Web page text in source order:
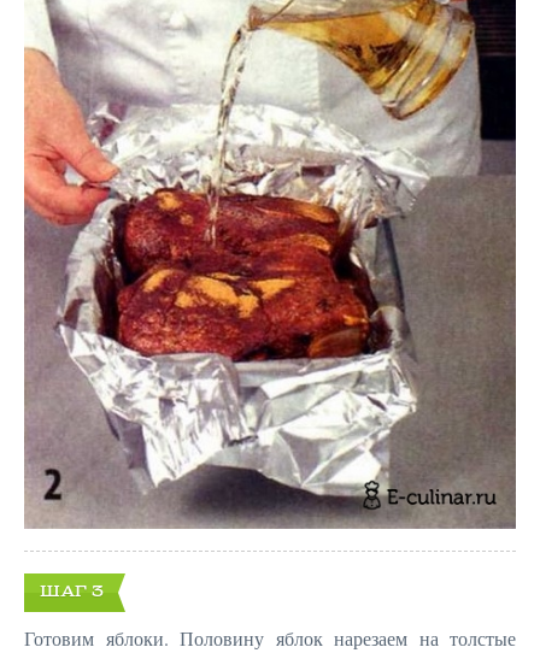
ШАГ 3
Готовим яблоки. Половину яблок нарезаем на толстые